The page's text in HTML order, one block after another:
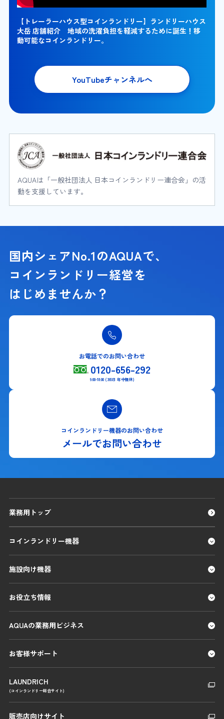
【トレーラーハウス型コインランドリー】ランドリーハウス
大岳 店舗紹介 地域の洗濯負担を軽減するために誕生！移
動可能なコインランドリー。
YouTubeチャンネルへ
AQUAは「一般社団法人 日本コインランドリー連合会」の活
動を支援しています。
国内シェアNo.1のAQUAで、
コインランドリー経営を
はじめませんか？
お電話でのお問い合わせ
0120-656-292
9:00-18:00 (365日 年中無休)
コインランドリー機器のお問い合わせ
メールでお問い合わせ
業務用トップ
コインランドリー機器
施設向け機器
お役立ち情報
AQUAの業務用ビジネス
お客様サポート
LAUNDRICH
(コインランドリー総合サイト)
販売店向けサイト